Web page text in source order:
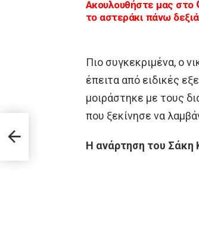
Ακουλουθήστε μας
το αστεράκι πάνω
Πιο συγκεκριμένα, ο
έπειτα από ειδικές
μοιράστηκε με τους
που ξεκίνησε να
Η ανάρτηση του Σάκη